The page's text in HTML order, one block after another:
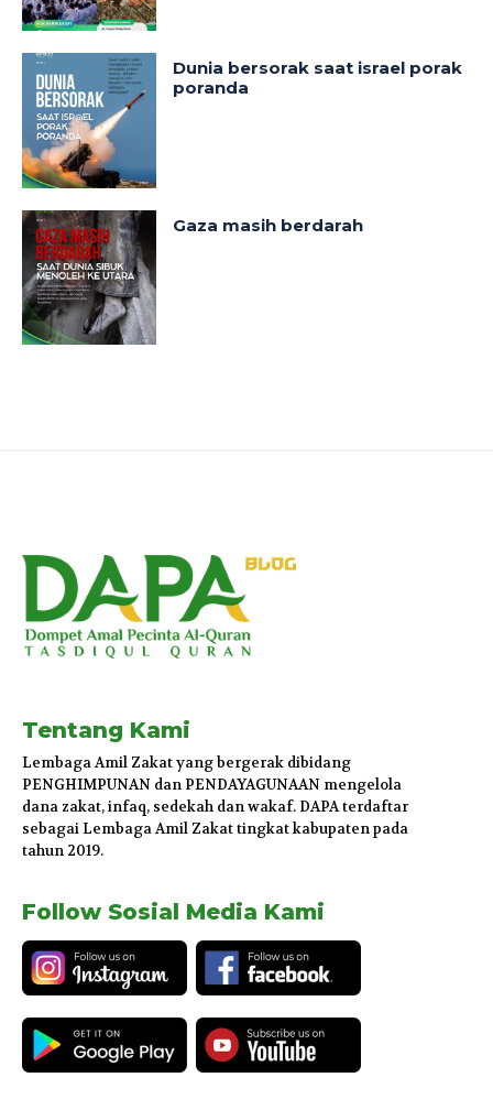
Dunia bersorak saat israel porak
poranda
Gaza masih berdarah
Tentang Kami
Lembaga Amil Zakat yang bergerak dibidang
PENGHIMPUNAN dan PENDAYAGUNAAN mengelola
dana zakat, infaq, sedekah dan wakaf. DAPA terdaftar
sebagai Lembaga Amil Zakat tingkat kabupaten pada
tahun 2019.
Follow Sosial Media Kami